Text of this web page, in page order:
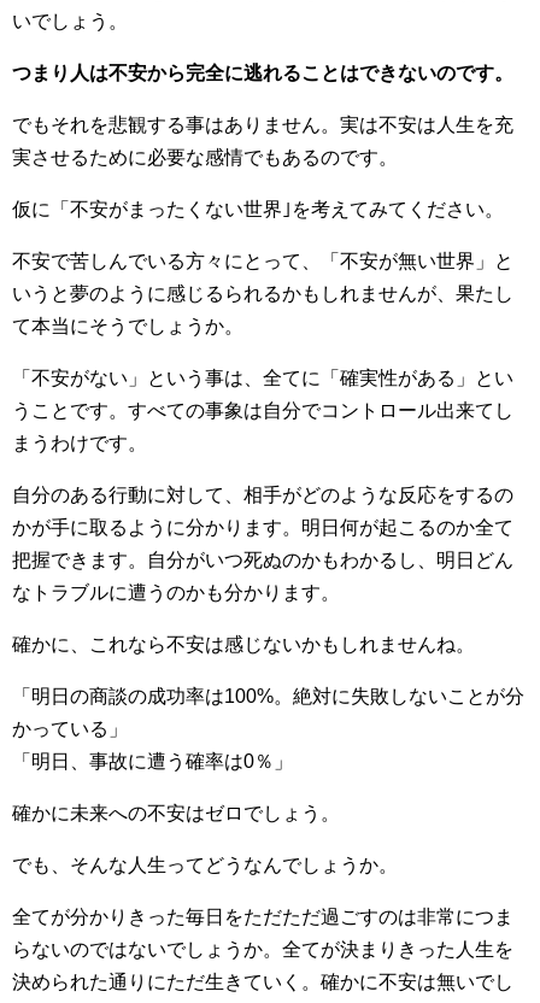
いでしょう。
つまり人は不安から完全に逃れることはできないのです。
でもそれを悲観する事はありません。実は不安は人生を充
実させるために必要な感情でもあるのです。
仮に「不安がまったくない世界｣を考えてみてください。
不安で苦しんでいる方々にとって、「不安が無い世界」と
いうと夢のように感じるられるかもしれませんが、果たし
て本当にそうでしょうか。
「不安がない」という事は、全てに「確実性がある」とい
うことです。すべての事象は自分でコントロール出来てし
まうわけです。
自分のある行動に対して、相手がどのような反応をするの
かが手に取るように分かります。明日何が起こるのか全て
把握できます。自分がいつ死ぬのかもわかるし、明日どん
なトラブルに遭うのかも分かります。
確かに、これなら不安は感じないかもしれませんね。
「明日の商談の成功率は100%。絶対に失敗しないことが分
かっている」
「明日、事故に遭う確率は0％」
確かに未来への不安はゼロでしょう。
でも、そんな人生ってどうなんでしょうか。
全てが分かりきった毎日をただただ過ごすのは非常につま
らないのではないでしょうか。全てが決まりきった人生を
決められた通りにただ生きていく。確かに不安は無いでし